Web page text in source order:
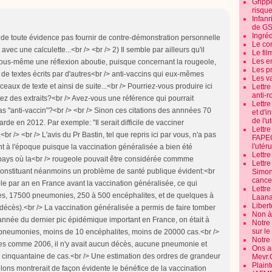
toute évidence pas fournir de contre-démonstration personnelle
une calculette...<br /> <br /> 2) Il semble par ailleurs qu'il
même une réflexion aboutie, puisque concernant la rougeole,
textes écrits par d'autres<br /> anti-vaccins qui eux-mêmes
de texte et ainsi de suite...<br /> Pourriez-vous produire ici
des extraits?<br /> Avez-vous une référence qui pourrait
"anti-vaccin"?<br /> <br /> Sinon ces citations des annnées 70
en 2012. Par exemple: "Il serait difficile de vacciner
/> <br /> L'avis du Pr Bastin, tel que repris ici par vous, n'a pas
à l'époque puisque la vaccination généralisée a bien été
où la<br /> rougeole pouvait être considérée commme
néanmoins un problème de santé publique évident:<br
par an en France avant la vaccination généralisée, ce qui
17500 pneumonies, 250 à 500 encéphalites, et de quelques à
/> La vaccination généralisée a permis de faire tomber
du dernier pic épidémique important en France, on était à
moins de 10 encéphalites, moins de 20000 cas.<br />
comme 2006, il n'y avait aucun décès, aucune pneumonie et
de cas.<br /> Une estimation des ordres de grandeur
montrerait de façon évidente le bénéfice de la vaccination
de
Le
Le
Les
Les
Les
anti-
et
de
Non
sur le
Ons